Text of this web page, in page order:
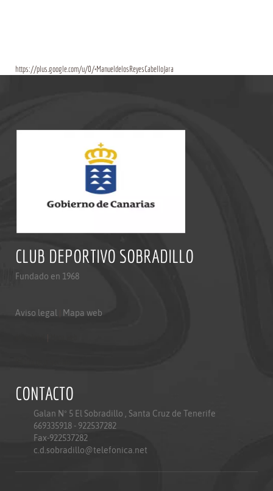
https://plus.google.com/u/0/+ManueldelosReyesCabelloJara
CLUB DEPORTIVO SOBRADILLO
Fundado en 1968
Aviso legal Mapa web
CONTACTO
Galan Nº 5 El Sobradillo , Santa Cruz de Tenerife
669335918 - 922537282
Fax-922537282
c.d.sobradillo@telefonica.net